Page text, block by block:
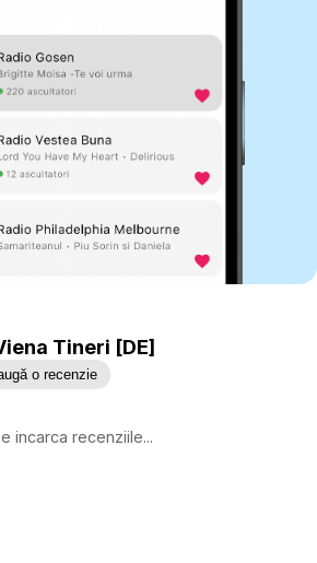
Tineri [DE]
o recenzie
incarca recenziile...